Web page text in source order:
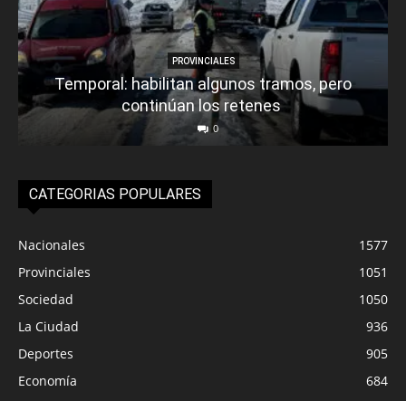
PROVINCIALES
Temporal: habilitan algunos tramos, pero
continúan los retenes
0
CATEGORIAS POPULARES
Nacionales
1577
Provinciales
1051
Sociedad
1050
La Ciudad
936
Deportes
905
Economía
684